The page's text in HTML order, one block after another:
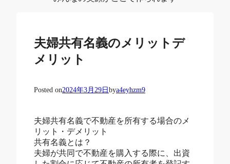
夫婦共有名義のメリットデ
メリット
Posted on2024年3月29日 bya4eyhzm9
夫婦共有名義で不動産を所有する場合のメ
リット・デメリット
共有名義とは？
夫婦が共同で不動産を購入する際に、出資